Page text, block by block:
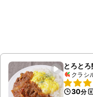
とろと
クラシ
30分